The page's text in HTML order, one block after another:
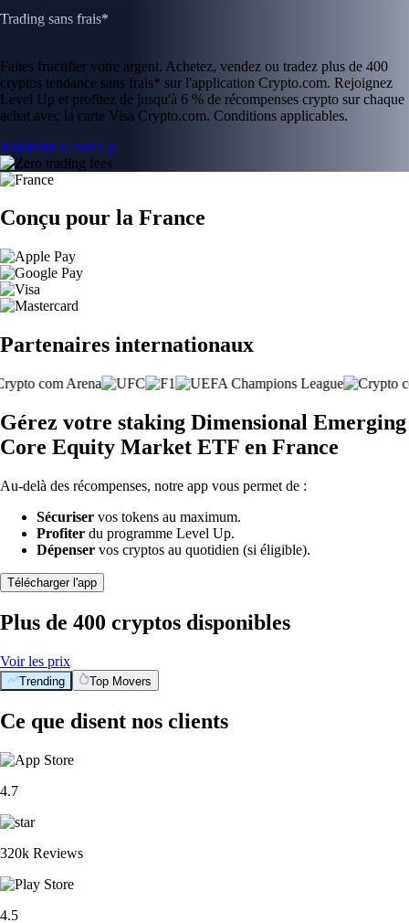
Trading sans frais*
Faites fructifier votre argent. Achetez, vendez ou tradez plus de 400
cryptos tendance sans frais* sur l'application Crypto.com. Rejoignez
Level Up et profitez de jusqu'à 6 % de récompenses crypto sur chaque
achat avec la carte Visa Crypto.com. Conditions applicables.
Rejoindre Level Up
Conçu pour la France
Partenaires internationaux
Gérez votre staking Dimensional Emerging
Core Equity Market ETF en France
Au-delà des récompenses, notre app vous permet de :
Sécuriser vos tokens au maximum.
Profiter du programme Level Up.
Dépenser vos cryptos au quotidien (si éligible).
Télécharger l'app
Plus de 400 cryptos disponibles
Voir les prix
Trending Top Movers
Ce que disent nos clients
4.7
320k Reviews
4.5